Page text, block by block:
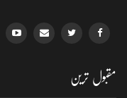
مقبول ترین